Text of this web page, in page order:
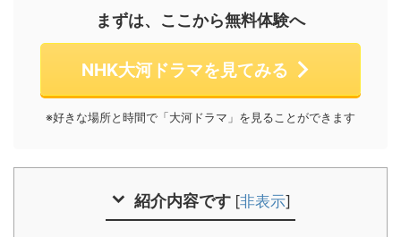
まずは、ここから無料体験へ
NHK大河ドラマを見てみる
※好きな場所と時間で「大河ドラマ」を見ることができます
紹介内容です [非表示]